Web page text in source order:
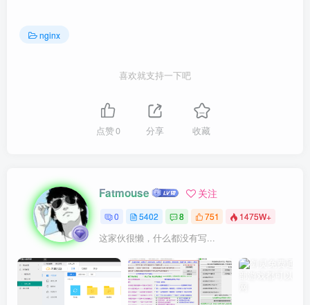
nginx
喜欢就支持一下吧
点赞0 分享 收藏
Fatmouse 关注
0 5402 8 751 1475W+
这家伙很懒，什么都没有写...